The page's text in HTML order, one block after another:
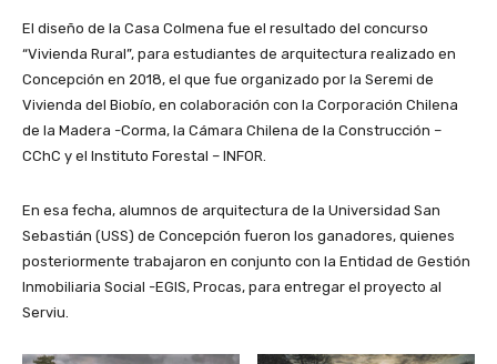
El diseño de la Casa Colmena fue el resultado del concurso
“Vivienda Rural”, para estudiantes de arquitectura realizado en
Concepción en 2018, el que fue organizado por la Seremi de
Vivienda del Biobío, en colaboración con la Corporación Chilena
de la Madera -Corma, la Cámara Chilena de la Construcción –
CChC y el Instituto Forestal – INFOR.
En esa fecha, alumnos de arquitectura de la Universidad San
Sebastián (USS) de Concepción fueron los ganadores, quienes
posteriormente trabajaron en conjunto con la Entidad de Gestión
Inmobiliaria Social -EGIS, Procas, para entregar el proyecto al
Serviu.